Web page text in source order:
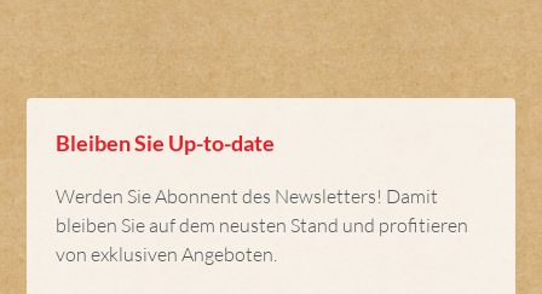
Bleiben Sie Up-to-date
Werden Sie Abonnent des Newsletters! Damit
bleiben Sie auf dem neusten Stand und profitieren
von exklusiven Angeboten.